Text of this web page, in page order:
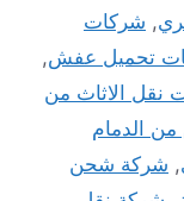
, شركات
تحميل عفش,
نقل الاثاث من
الدمام
, شركة شحن